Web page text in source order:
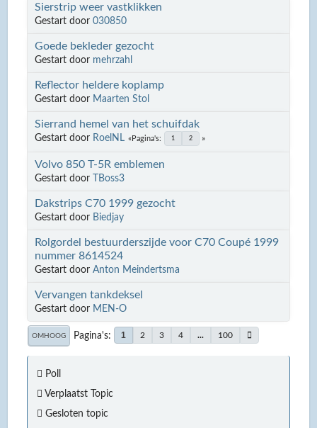
Sierstrip weer vastklikken
Gestart door030850
Goede bekleder gezocht
Gestart door mehrzahl
Reflector heldere koplamp
Gestart door Maarten Stol
Sierrand hemel van het schuifdak
Gestart door RoelNL Pagina's 1 2
Volvo 850 T-5R emblemen
Gestart doorTBoss3
Dakstrips C70 1999 gezocht
Gestart door Biedjay
Rolgordel bestuurderszijde voor C70 Coupé 1999
nummer 8614524
Gestart doorAnton Meindertsma
Vervangen tankdeksel
Gestart door MEN-O
OMHOOG Pagina's 1 2 3 4 ... 100
Poll
Verplaatst Topic
Gesloten topic